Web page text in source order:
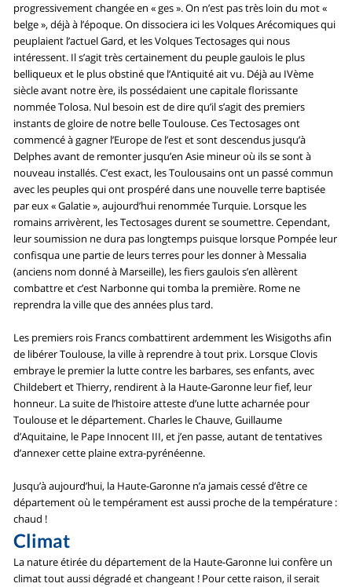
progressivement changée en « ges ». On n’est pas très loin du mot «
belge », déjà à l’époque. On dissociera ici les Volques Arécomiques qui
peuplaient l’actuel Gard, et les Volques Tectosages qui nous
intéressent. Il s’agit très certainement du peuple gaulois le plus
belliqueux et le plus obstiné que l’Antiquité ait vu. Déjà au IVème
siècle avant notre ère, ils possédaient une capitale florissante
nommée Tolosa. Nul besoin est de dire qu’il s’agit des premiers
instants de gloire de notre belle Toulouse. Ces Tectosages ont
commencé à gagner l’Europe de l’est et sont descendus jusqu’à
Delphes avant de remonter jusqu’en Asie mineur où ils se sont à
nouveau installés. C’est exact, les Toulousains ont un passé commun
avec les peuples qui ont prospéré dans une nouvelle terre baptisée
par eux « Galatie », aujourd’hui renommée Turquie. Lorsque les
romains arrivèrent, les Tectosages durent se soumettre. Cependant,
leur soumission ne dura pas longtemps puisque lorsque Pompée leur
confisqua une partie de leurs terres pour les donner à Messalia
(anciens nom donné à Marseille), les fiers gaulois s’en allèrent
combattre et c’est Narbonne qui tomba la première. Rome ne
reprendra la ville que des années plus tard.
Les premiers rois Francs combattirent ardemment les Wisigoths afin
de libérer Toulouse, la ville à reprendre à tout prix. Lorsque Clovis
embraye le premier la lutte contre les barbares, ses enfants, avec
Childebert et Thierry, rendirent à la Haute-Garonne leur fief, leur
honneur. La suite de l’histoire atteste d’une lutte acharnée pour
Toulouse et le département. Charles le Chauve, Guillaume
d’Aquitaine, le Pape Innocent III, et j’en passe, autant de tentatives
d’annexer cette plaine extra-pyrénéenne.
Jusqu’à aujourd’hui, la Haute-Garonne n’a jamais cessé d’être ce
département où le tempérament est aussi proche de la température :
chaud !
Climat
La nature étirée du département de la Haute-Garonne lui confère un
climat tout aussi dégradé et changeant ! Pour cette raison, il serait